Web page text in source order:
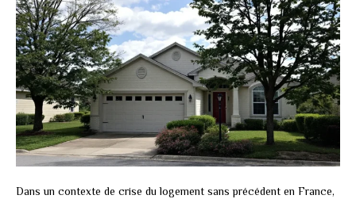
Dans un contexte de crise du logement sans précédent en France,